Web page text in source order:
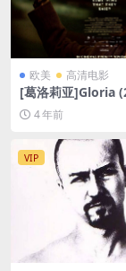
欧美 高清电影
[葛洛莉亚]Gloria
网盘+迅雷云盘资源
清未删减][MP4/
4 年前
VIP